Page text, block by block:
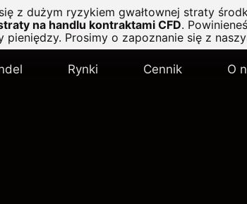
z dużym ryzykiem gwałtownej straty
na handlu kontraktami CFD.
Prosimy o zapoznanie się z
Rynki Cennik O